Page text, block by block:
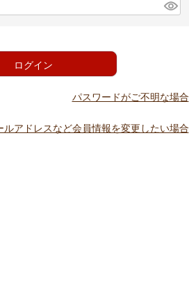
ログイン
パスワードがご不明な場合
ルアドレスなど会員情報を変更したい場合